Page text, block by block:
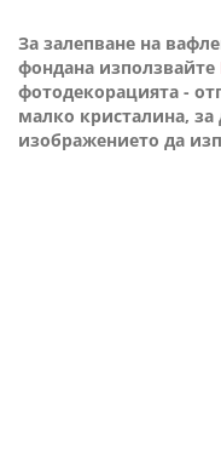
За залепване на
фондана използвайте
фотодекорацията -
малко кристалина,
изображението да